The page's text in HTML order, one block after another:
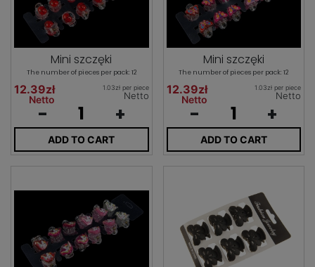
Mini szczęki
The number of pieces per pack: 12
12.39zł
Netto
1.03zł per piece
Netto
- +
ADD TO CART
Mini szczęki
The number of pieces per pack: 12
12.39zł
Netto
1.03zł per piece
Netto
- +
ADD TO CART